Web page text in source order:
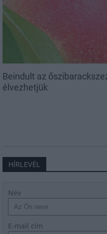
Beindult az
élvezhetjük
HÍRLEVÉL
Név
E-mail cím